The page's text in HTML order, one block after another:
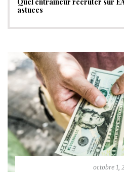
Quel entraîneur recruter sur
astuces
octobre 1,